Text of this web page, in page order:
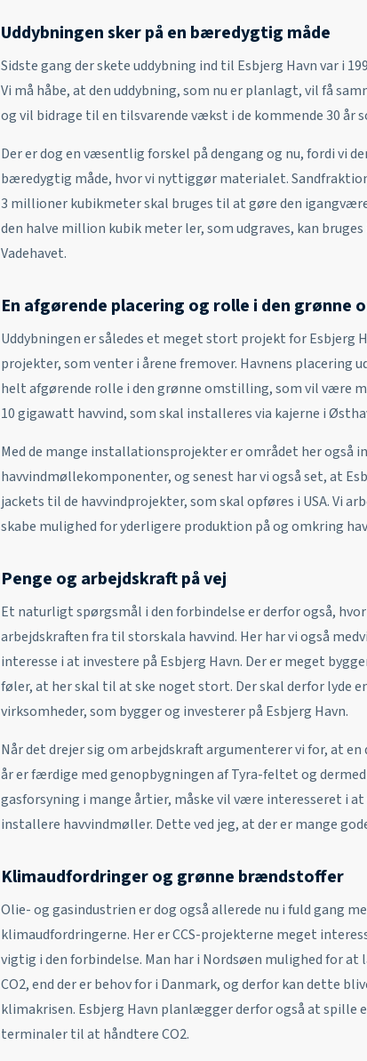
Uddybningen sker på en bæredygtig måde
Sidste gang der skete uddybning ind til Esbjerg Havn var i
Vi må håbe, at den uddybning, som nu er planlagt, vil få
og vil bidrage til en tilsvarende vækst i de kommende 30 år
Der er dog en væsentlig forskel på dengang og nu, fordi vi
bæredygtig måde, hvor vi nyttiggør materialet.
3 millioner kubikmeter skal bruges til at gøre den
den halve million kubik meter ler, som udgraves, kan
Vadehavet.
En afgørende placering og rolle i den grønne
Uddybningen er således et meget stort projekt for Esbjerg
projekter, som venter i årene fremover. Havnens placering
helt afgørende rolle i den grønne omstilling, som vil være
10 gigawatt havvind, som skal installeres via kajerne i
Med de mange installationsprojekter er området her også
havvindmøllekomponenter, og senest har vi også set, at
jackets til de havvindprojekter, som skal opføres i USA. Vi
skabe mulighed for yderligere produktion på og omkring
Penge og arbejdskraft på vej
Et naturligt spørgsmål i den forbindelse er derfor også,
arbejdskraften fra til storskala havvind. Her har vi også
interesse i at investere på Esbjerg Havn. Der er meget
føler, at her skal til at ske noget stort. Der skal derfor lyde
virksomheder, som bygger og investerer på Esbjerg Havn.
Når det drejer sig om arbejdskraft argumenterer vi for, at
år er færdige med genopbygningen af Tyra-feltet og
gasforsyning i mange årtier, måske vil være interesseret i
installere havvindmøller. Dette ved jeg, at der er mange
Klimaudfordringer og grønne brændstoffer
Olie- og gasindustrien er dog også allerede nu i fuld gang
klimaudfordringerne. Her er CCS-projekterne meget
vigtig i den forbindelse. Man har i Nordsøen mulighed for at
CO2, end der er behov for i Danmark, og derfor kan dette
klimakrisen. Esbjerg Havn planlægger derfor også at spille
terminaler til at håndtere CO2.